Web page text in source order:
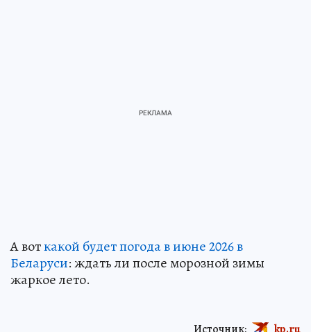
А воткакой будет погода в июне 2026 в
Беларуси: ждать ли после морозной зимы
жаркое лето.